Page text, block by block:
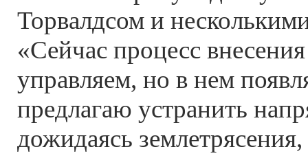
Торвалдсом и
«Сейчас процесс
управляем, но в нем
предлагаю устранить
дожидаясь